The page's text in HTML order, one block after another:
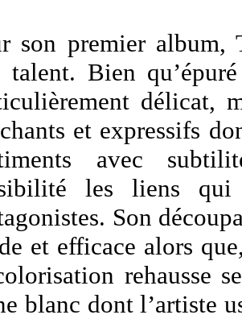
son premier album,
talent. Bien
délicat,
et expressifs
avec
les liens
Son
et efficace alors
rehausse
blanc dont l’artiste